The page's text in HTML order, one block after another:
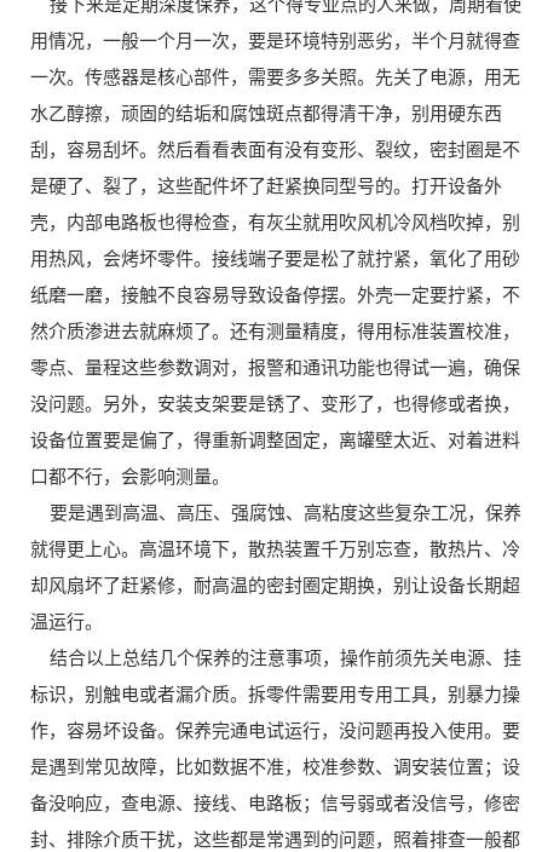
接下来是定期深度保养，这个得专业点的人来做，周期看使
用情况，一般一个月一次，要是环境特别恶劣，半个月就得查
一次。传感器是核心部件，需要多多关照。先关了电源，用无
水乙醇擦，顽固的结垢和腐蚀斑点都得清干净，别用硬东西
刮，容易刮坏。然后看看表面有没有变形、裂纹，密封圈是不
是硬了、裂了，这些配件坏了赶紧换同型号的。打开设备外
壳，内部电路板也得检查，有灰尘就用吹风机冷风档吹掉，别
用热风，会烤坏零件。接线端子要是松了就拧紧，氧化了用砂
纸磨一磨，接触不良容易导致设备停摆。外壳一定要拧紧，不
然介质渗进去就麻烦了。还有测量精度，得用标准装置校准，
零点、量程这些参数调对，报警和通讯功能也得试一遍，确保
没问题。另外，安装支架要是锈了、变形了，也得修或者换，
设备位置要是偏了，得重新调整固定，离罐壁太近、对着进料
口都不行，会影响测量。
要是遇到高温、高压、强腐蚀、高粘度这些复杂工况，保养
就得更上心。高温环境下，散热装置千万别忘查，散热片、冷
却风扇坏了赶紧修，耐高温的密封圈定期换，别让设备长期超
温运行。
结合以上总结几个保养的注意事项，操作前须先关电源、挂
标识，别触电或者漏介质。拆零件需要用专用工具，别暴力操
作，容易坏设备。保养完通电试运行，没问题再投入使用。要
是遇到常见故障，比如数据不准，校准参数、调安装位置；设
备没响应，查电源、接线、电路板；信号弱或者没信号，修密
封、排除介质干扰，这些都是常遇到的问题，照着排查一般都